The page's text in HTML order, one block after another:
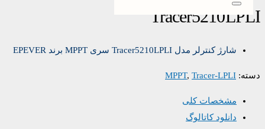
Tracer5210LPLI
شارژ کنترلر مدل Tracer5210LPLI سری MPPT برند EPEVER
دسته: MPPT, Tracer-LPLI
مشخصات کلی
دانلود کاتالوگ